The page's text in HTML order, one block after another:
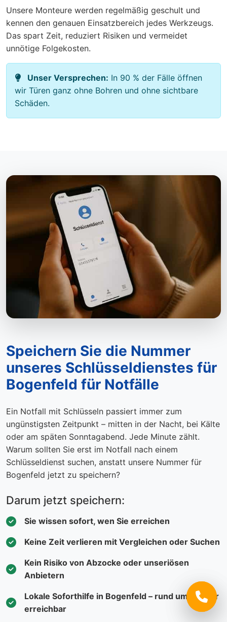
Unsere Monteure werden regelmäßig geschult und
kennen den genauen Einsatzbereich jedes Werkzeugs.
Das spart Zeit, reduziert Risiken und vermeidet
unnötige Folgekosten.
Unser Versprechen: In 90 % der Fälle öffnen
wir Türen ganz ohne Bohren und ohne sichtbare
Schäden.
Speichern Sie die Nummer
unseres Schlüsseldienstes für
Bogenfeld für Notfälle
Ein Notfall mit Schlüsseln passiert immer zum
ungünstigsten Zeitpunkt – mitten in der Nacht, bei Kälte
oder am späten Sonntagabend. Jede Minute zählt.
Warum sollten Sie erst im Notfall nach einem
Schlüsseldienst suchen, anstatt unsere Nummer für
Bogenfeld jetzt zu speichern?
Darum jetzt speichern:
Sie wissen sofort, wen Sie erreichen
Keine Zeit verlieren mit Vergleichen oder Suchen
Kein Risiko von Abzocke oder unseriösen
Anbietern
Lokale Soforthilfe in Bogenfeld – rund um die Uhr
erreichbar